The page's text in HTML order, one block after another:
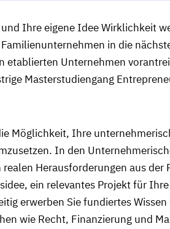
Ihre eigene Idee Wirklichkeit
in die
etablierten Unternehmen
Masterstudiengang
Möglichkeit, Ihre
In den
Herausforderungen aus der
ein relevantes Projekt für
erwerben Sie fundiertes
wie Recht, Finanzierung und